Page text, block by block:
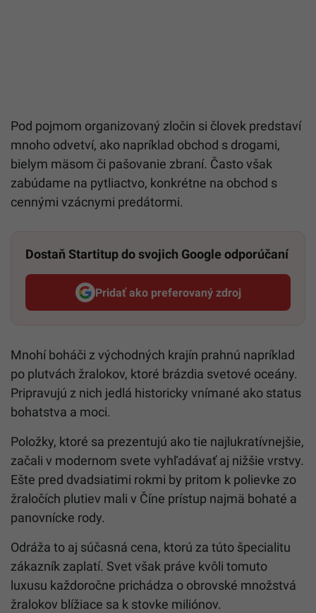
Pod pojmom organizovaný zločin si človek predstaví
mnoho odvetví, ako napríklad obchod s drogami,
bielym mäsom či pašovanie zbraní. Často však
zabúdame na pytliactvo, konkrétne na obchod s
cennými vzácnymi predátormi.
Dostaň Startitup do svojich Google odporúčaní
Pridať ako preferovaný zdroj
Startitup, odkaz sa otvorí v
Mnohí boháči z východných krajín prahnú napríklad
po plutvách žralokov, ktoré brázdia svetové oceány.
Pripravujú z nich jedlá historicky vnímané ako status
bohatstva a moci.
Položky, ktoré sa prezentujú ako tie najlukratívnejšie,
začali v modernom svete vyhľadávať aj nižšie vrstvy.
Ešte pred dvadsiatimi rokmi by pritom k polievke zo
žraločích plutiev mali v Číne prístup najmä bohaté a
panovnícke rody.
Odráža to aj súčasná cena, ktorú za túto špecialitu
zákazník zaplatí. Svet však práve kvôli tomuto
luxusu každoročne prichádza o obrovské množstvá
žralokov blížiace sa k stovke miliónov.